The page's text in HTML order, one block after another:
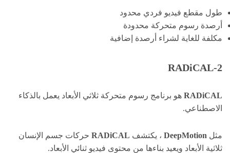
طول مقطع فيديو فردي محدود
أرصدة رسوم متحركة محدودة
مكلفة للغاية لشراء أرصدة إضافية
2-RADiCAL
RADiCAL هو برنامج رسوم متحركة ثلاثي الأبعاد يعمل بالذكاء
الاصطناعي.
مثل DeepMotion ، يكتشف RADiCAL حركات جسم الإنسان
ثلاثية الأبعاد ويعيد بناءها من محتوى فيديو ثنائي الأبعاد.